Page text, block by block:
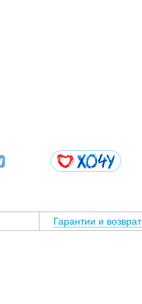
Гарантии и возврат